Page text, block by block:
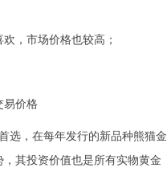
，市场价格也较高；
易价格
选，在每年发行的新品种熊猫金
其投资价值也是所有实物黄金